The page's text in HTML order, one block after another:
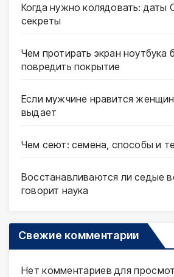
Когда нужно колядовать: даты
секреты
Чем протирать экран ноутбука
повредить покрытие
Если мужчине нравится
выдает
Чем сеют: семена, способы и
Восстанавливаются ли седые
говорит наука
Свежие комментарии
Нет комментариев для